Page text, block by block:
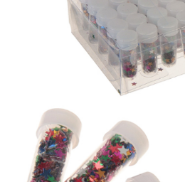
Футболки-раскраски на 14